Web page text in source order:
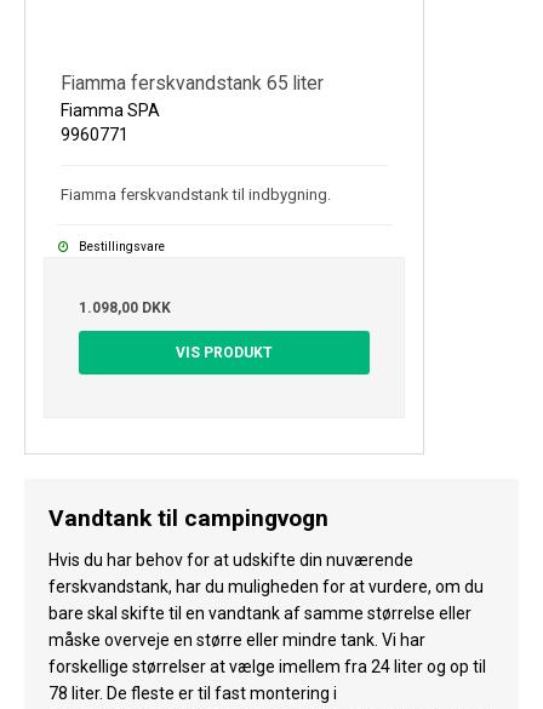
Fiamma ferskvandstank 65 liter
Fiamma SPA
9960771
Fiamma ferskvandstank til indbygning.
Bestillingsvare
1.098,00 DKK
VIS PRODUKT
Vandtank til campingvogn
Hvis du har behov for at udskifte din nuværende
ferskvandstank, har du muligheden for at vurdere, om du
bare skal skifte til en vandtank af samme størrelse eller
måske overveje en større eller mindre tank. Vi har
forskellige størrelser at vælge imellem fra 24 liter og op til
78 liter. De fleste er til fast montering i